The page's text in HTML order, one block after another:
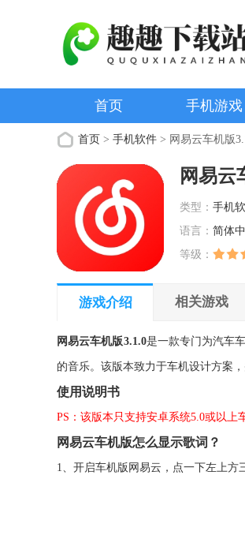
首页 手机游戏
首页 > 手机软件 > 网易云车机版
网易云
类型： 手机
语言： 简体
等级：
游戏介绍 相关游戏
网易云车机版3.1.0是一款专门为汽车
的音乐。该版本致力于车机设计方案
使用说明书
PS：该版本只支持安卓系统5.0或以上
网易云车机版怎么显示歌词？
1、开启车机版网易云，点一下左上方